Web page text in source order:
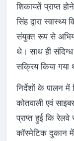
शिकायतें प्राप्त
सिंह द्वारा
संयुक्त रूप से
थे। साथ ही
सक्रिय किया गया
निर्देशों के पालन
कोतवाली एवं
प्राप्त हुई कि
कॉस्मेटिक दुकान में